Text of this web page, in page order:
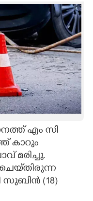
എം സി
കാറും
മരിച്ചു.
സുബിൻ (18)